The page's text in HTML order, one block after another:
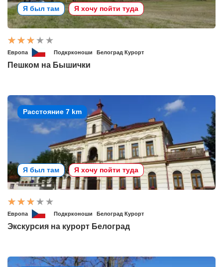
Я был там Я хочу пойти туда
Европа Подкрконоши Белоград Курорт
Пешком на Бышички
Расстояние 7 km
Я был там Я хочу пойти туда
Европа Подкрконоши Белоград Курорт
Экскурсия на курорт Белоград